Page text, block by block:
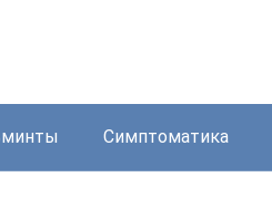
Симптоматика